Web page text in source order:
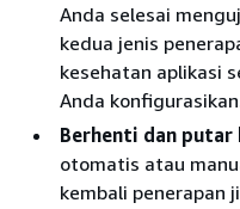
Anda selesai
kedua jenis
kesehatan aplikasi
Anda
Berhenti dan putar
otomatis atau
kembali penerapan